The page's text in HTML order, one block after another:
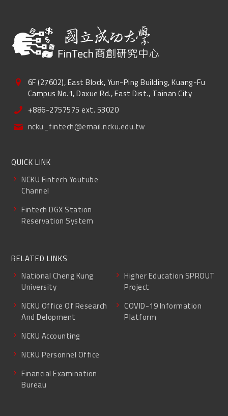
6F (27602), East Block, Yun-Ping Building, Kuang-Fu
Campus No.1, Daxue Rd., East Dist., Tainan City
+886-2757575 ext. 53020
ncku_fintech@email.ncku.edu.tw
QUICK LINK
NCKU Fintech Youtube
Channel
Fintech DGX Station
Reservation System
RELATED LINKS
National Cheng Kung
University
NCKU Office Of Research
And Delopment
NCKU Accounting
NCKU Personnel Office
Financial Examination
Bureau
Higher Education SPROUT
Project
COVID-19 Information
Platform